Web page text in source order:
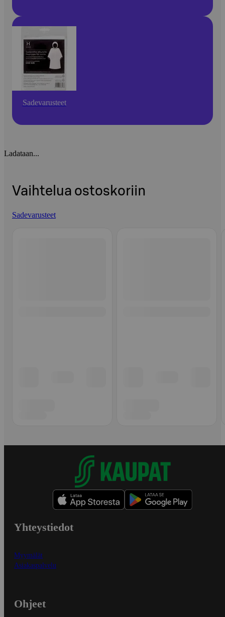
Sadevarusteet
Ladataan...
Vaihtelua ostoskoriin
Sadevarusteet
Yhteystiedot
Myymälät
Asiakaspalvelu
Ohjeet